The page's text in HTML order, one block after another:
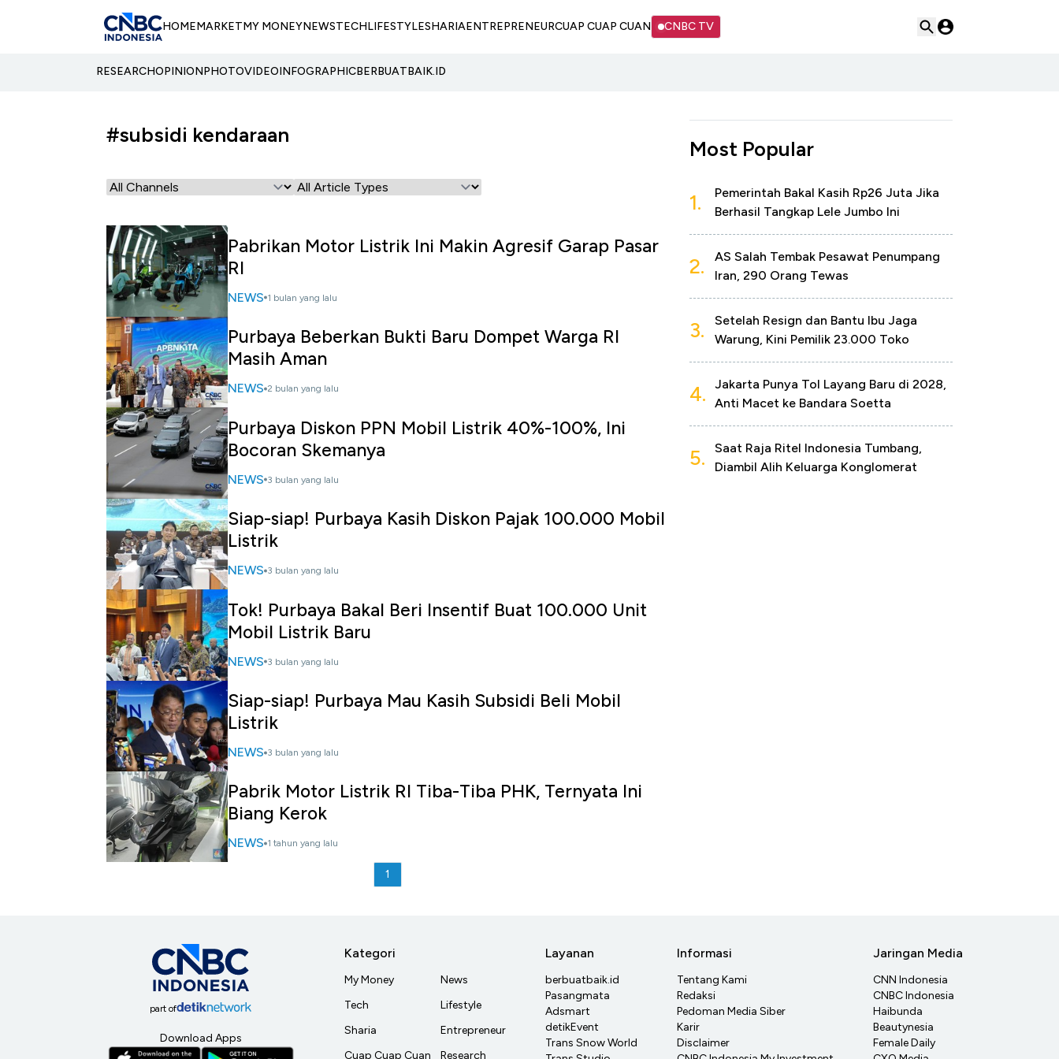
HOMEMARKETMY MONEYNEWSTECHLIFESTYLESHARIAENTREPRENEURCUAP CUAP CUAN CNBC TV
RESEARCHOPINIONPHOTOVIDEOINFOGRAPHICBERBUATBAIK.ID
#subsidi kendaraan
Pabrikan Motor Listrik Ini Makin Agresif Garap Pasar
RI
NEWS 1 bulan yang lalu
Purbaya Beberkan Bukti Baru Dompet Warga RI
Masih Aman
NEWS 2 bulan yang lalu
Purbaya Diskon PPN Mobil Listrik 40%-100%, Ini
Bocoran Skemanya
NEWS 3 bulan yang lalu
Siap-siap! Purbaya Kasih Diskon Pajak 100.000 Mobil
Listrik
NEWS 3 bulan yang lalu
Tok! Purbaya Bakal Beri Insentif Buat 100.000 Unit
Mobil Listrik Baru
NEWS 3 bulan yang lalu
Siap-siap! Purbaya Mau Kasih Subsidi Beli Mobil
Listrik
NEWS 3 bulan yang lalu
Pabrik Motor Listrik RI Tiba-Tiba PHK, Ternyata Ini
Biang Kerok
NEWS 1 tahun yang lalu
1
Most Popular
1.
Pemerintah Bakal Kasih Rp26 Juta Jika
Berhasil Tangkap Lele Jumbo Ini
2.
AS Salah Tembak Pesawat Penumpang
Iran, 290 Orang Tewas
3.
Setelah Resign dan Bantu Ibu Jaga
Warung, Kini Pemilik 23.000 Toko
4.
Jakarta Punya Tol Layang Baru di 2028,
Anti Macet ke Bandara Soetta
5.
Saat Raja Ritel Indonesia Tumbang,
Diambil Alih Keluarga Konglomerat
part of
Download Apps
Kategori
My Money
Tech
Sharia
Cuap Cuap Cuan
News
Lifestyle
Entrepreneur
Research
Layanan
berbuatbaik.id
Pasangmata
Adsmart
detikEvent
Trans Snow World
Informasi
Tentang Kami
Redaksi
Pedoman Media Siber
Karir
Disclaimer
Jaringan Media
CNN Indonesia
CNBC Indonesia
Haibunda
Beautynesia
Female Daily